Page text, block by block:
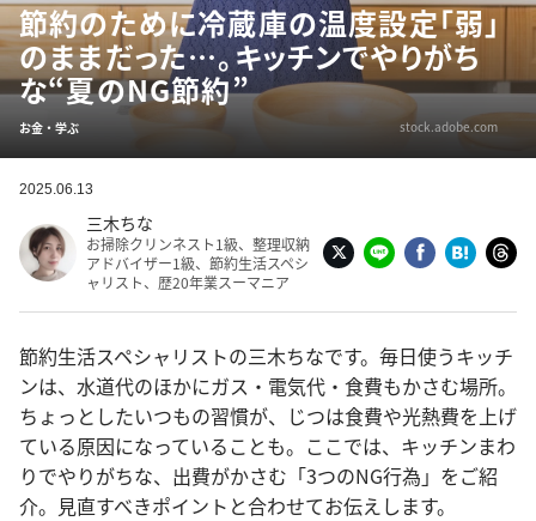
節約のために冷蔵庫の温度設定「弱」
のままだった…。キッチンでやりがち
な“夏のNG節約”
お金・学ぶ stock.adobe.com
2025.06.13
三木ちな
お掃除クリンネスト1級、整理収納
アドバイザー1級、節約生活スペシ
ャリスト、歴20年業スーマニア
節約生活スペシャリストの三木ちなです。毎日使うキッチ
ンは、水道代のほかにガス・電気代・食費もかさむ場所。
ちょっとしたいつもの習慣が、じつは食費や光熱費を上げ
ている原因になっていることも。ここでは、キッチンまわ
りでやりがちな、出費がかさむ「3つのNG行為」をご紹
介。見直すべきポイントと合わせてお伝えします。